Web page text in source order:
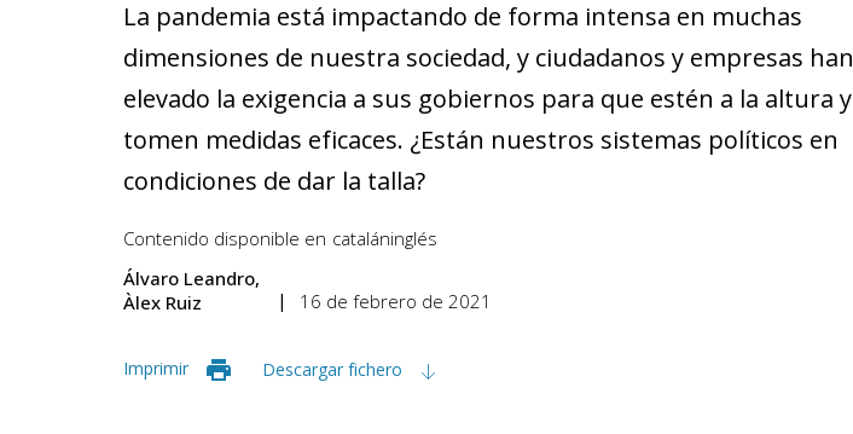
La pandemia está impactando de forma intensa en muchas
dimensiones de nuestra sociedad, y ciudadanos y empresas han
elevado la exigencia a sus gobiernos para que estén a la altura y
tomen medidas eficaces. ¿Están nuestros sistemas políticos en
condiciones de dar la talla?
Contenido disponible en cataláninglés
Álvaro Leandro
Àlex Ruiz
16 de febrero de 2021
Imprimir Descargar fichero